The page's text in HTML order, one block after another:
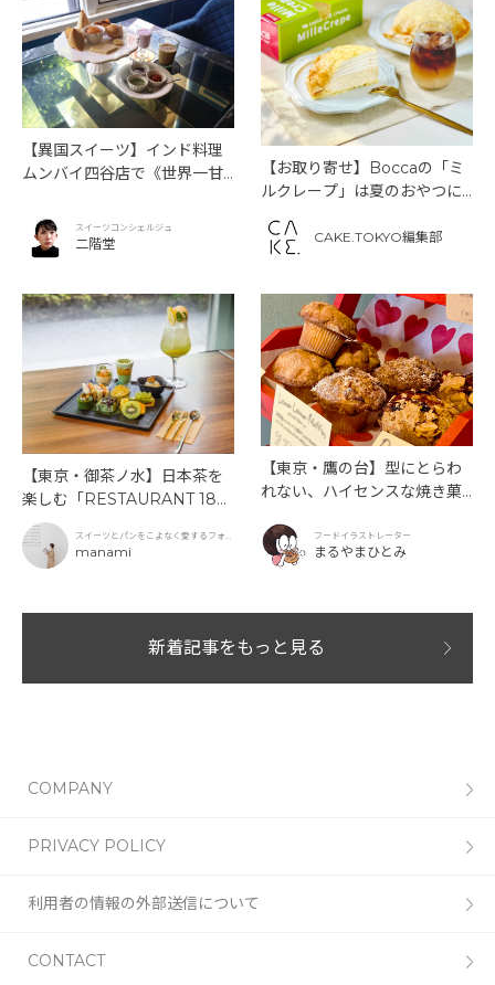
【異国スイーツ】インド料理
ムンバイ四谷店で《世界一甘
ー》を味わうスイーツコンシェルジュ
二階堂
【お取り寄せ】Boccaの「ミ
ルクレープ」は夏のおやつに
CAKE.TOKYO編集部
【東京・御茶ノ水】日本茶を
楽しむ「RESTAURANT 189
9 OCHANOMIZU」の抹茶ア
フタヌーンティーと新作クリ
ームソーダ
スイーツとパンをこよなく愛するフォト
グラファー
manami
【東京・鷹の台】型にとらわ
れない、ハイセンスな焼き菓
フードイラストレーター
まるやまひとみ
新着記事をもっと見る
COMPANY
PRIVACY POLICY
利用者の情報の外部送信について
CONTACT